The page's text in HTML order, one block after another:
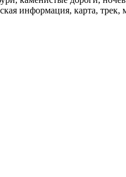
информация, карта, трек,